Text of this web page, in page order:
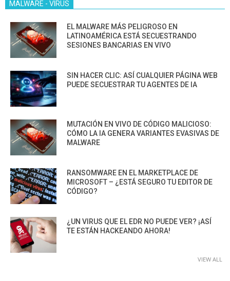
MALWARE - VIRUS
EL MALWARE MÁS PELIGROSO EN
LATINOAMÉRICA ESTÁ SECUESTRANDO
SESIONES BANCARIAS EN VIVO
SIN HACER CLIC: ASÍ CUALQUIER PÁGINA WEB
PUEDE SECUESTRAR TU AGENTES DE IA
MUTACIÓN EN VIVO DE CÓDIGO MALICIOSO:
CÓMO LA IA GENERA VARIANTES EVASIVAS DE
MALWARE
RANSOMWARE EN EL MARKETPLACE DE
MICROSOFT – ¿ESTÁ SEGURO TU EDITOR DE
CÓDIGO?
¿UN VIRUS QUE EL EDR NO PUEDE VER? ¡ASÍ
TE ESTÁN HACKEANDO AHORA!
VIEW ALL